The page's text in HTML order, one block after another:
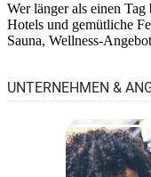
Wer länger als einen
Hotels und gemütliche
Sauna, Wellness-